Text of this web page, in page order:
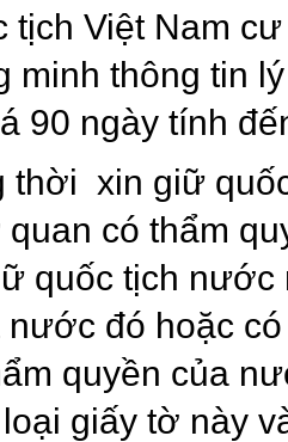
tịch Việt Nam
minh thông tin
90 ngày tính
thời xin giữ
có thẩm
quốc tịch
nước đó hoặc
quyền của
giấy tờ này